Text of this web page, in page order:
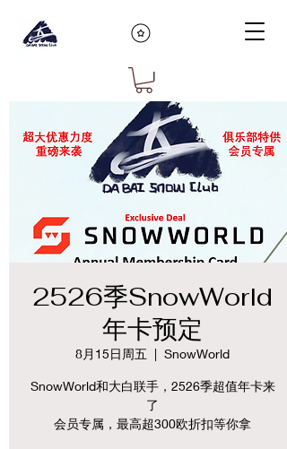
2526季SnowWorld
年卡预定
8月15日周五
  |
SnowWorld
SnowWorld和大白联手，2526季超值年卡来
了
会员专属，最高超300欧折扣等你拿